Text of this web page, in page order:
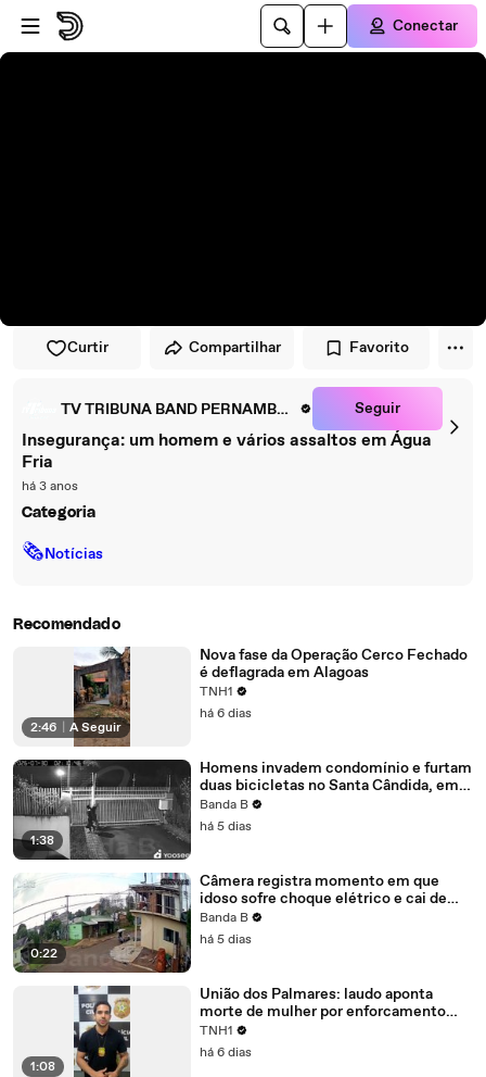
Pular para o player
Ir para o conteúdo principal
Conectar
Curtir Compartilhar Favorito
TV TRIBUNA BAND PERNAMBUCO Seguir
Insegurança: um homem e vários assaltos em Água
Fria
há 3 anos
Categoria
🗞Notícias
Recomendado
2:46 A Seguir
Nova fase da Operação Cerco Fechado
é deflagrada em Alagoas
TNH1
há 6 dias
1:38
Homens invadem condomínio e furtam
duas bicicletas no Santa Cândida, em
Curitiba; câmera flagra crime
Banda B
há 5 dias
0:22
Câmera registra momento em que
idoso sofre choque elétrico e cai de
laje de sete metros em Cascavel
Banda B
há 5 dias
1:08
União dos Palmares: laudo aponta
morte de mulher por enforcamento
sem sinais de violência, revela Polícia
Civil
TNH1
há 6 dias